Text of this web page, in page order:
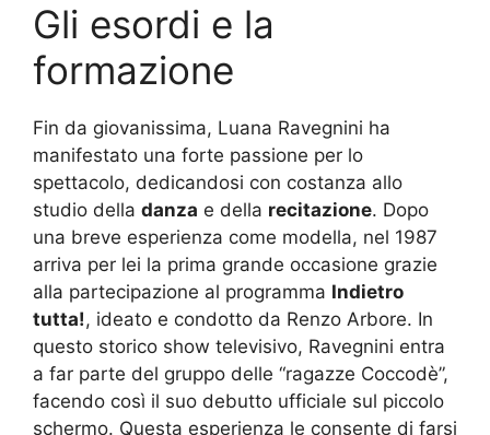
Gli esordi e la
formazione
Fin da giovanissima, Luana Ravegnini ha
manifestato una forte passione per lo
spettacolo, dedicandosi con costanza allo
studio della danza e della recitazione. Dopo
una breve esperienza come modella, nel 1987
arriva per lei la prima grande occasione grazie
alla partecipazione al programma Indietro
tutta!, ideato e condotto da Renzo Arbore. In
questo storico show televisivo, Ravegnini entra
a far parte del gruppo delle “ragazze Coccodè”,
facendo così il suo debutto ufficiale sul piccolo
schermo. Questa esperienza le consente di farsi